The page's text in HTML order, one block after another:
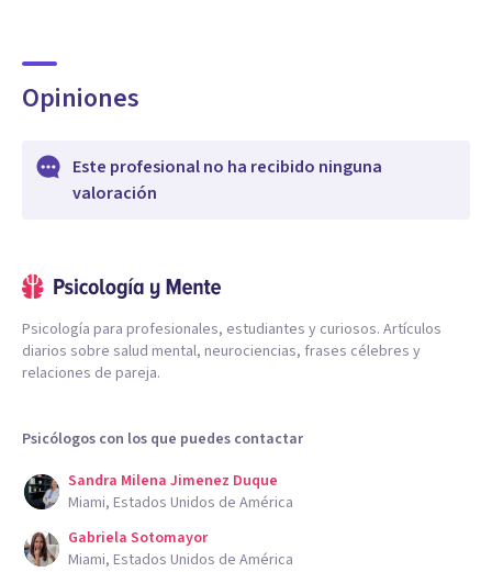
Opiniones
Este profesional no ha recibido ninguna
valoración
Psicología para profesionales, estudiantes y curiosos. Artículos
diarios sobre salud mental, neurociencias, frases célebres y
relaciones de pareja.
Psicólogos con los que puedes contactar
Sandra Milena Jimenez Duque
Miami, Estados Unidos de América
Gabriela Sotomayor
Miami, Estados Unidos de América